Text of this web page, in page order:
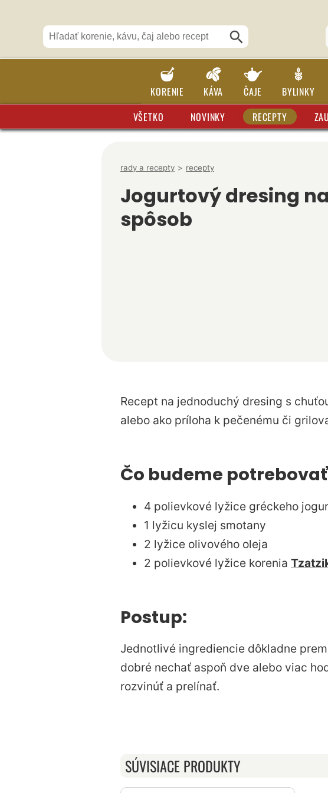
KORENIE KÁVA ČAJE BYLINKY
VŠETKO NOVINKY RECEPTY
rady a recepty > recepty
Jogurtový dresing
spôsob
Recept na jednoduchý dresing s
alebo ako príloha k pečenému či
Čo budeme
4 polievkové lyžice gréckeho
1 lyžicu kyslej smotany
2 lyžice olivového oleja
2 polievkové lyžice korenia
Postup:
Jednotlivé ingrediencie dôkladne
dobré nechať aspoň dve alebo viac
rozvinúť a prelínať.
SÚVISIACE PRODUKTY